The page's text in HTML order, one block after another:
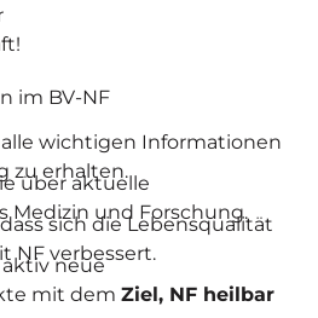
!
im BV-NF
wichtigen Informationen
zu erhalten.
über aktuelle
Medizin und Forschung.
sich die Lebensqualität
NF verbessert.
neue
mit dem Ziel, NF heilbar